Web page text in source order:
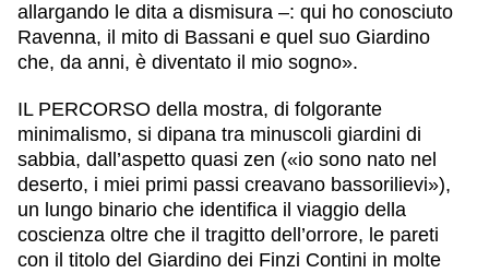
allargando le dita a dismisura –: qui ho conosciuto
Ravenna, il mito di Bassani e quel suo Giardino
che, da anni, è diventato il mio sogno».
IL PERCORSO della mostra, di folgorante
minimalismo, si dipana tra minuscoli giardini di
sabbia, dall’aspetto quasi zen («io sono nato nel
deserto, i miei primi passi creavano bassorilievi»),
un lungo binario che identifica il viaggio della
coscienza oltre che il tragitto dell’orrore, le pareti
con il titolo del Giardino dei Finzi Contini in molte